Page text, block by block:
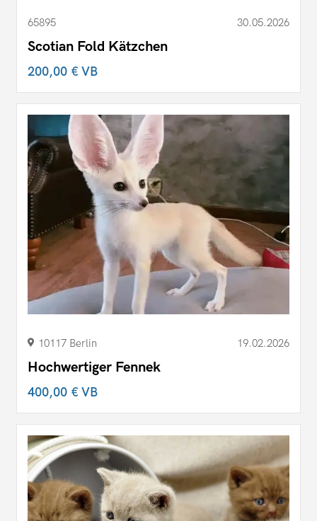
65895 30.05.2026
Scotian Fold Kätzchen
200,00 €VB
10117 Berlin 19.02.2026
Hochwertiger Fennek
400,00 €VB